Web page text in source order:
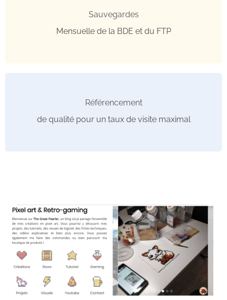
Sauvegardes
Mensuelle de la BDE et du FTP
Référencement
de qualité pour un taux de visite maximal